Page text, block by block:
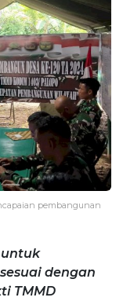
pembangunan
untuk
dengan
TMMD